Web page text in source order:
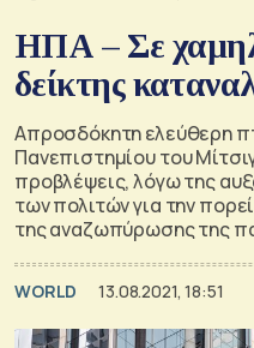
ΗΠΑ – Σε
δείκτης
Απροσδόκητη ελεύθερη
Πανεπιστημίου του
προβλέψεις, λόγω της
των πολιτών για την
της αναζωπύρωσης της
WORLD 13.08.2021, 18:51